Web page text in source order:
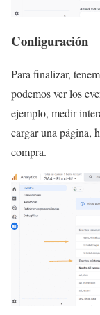
Configuración
Para finalizar,
podemos ver los
ejemplo, medir
cargar una página,
compra.